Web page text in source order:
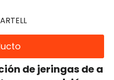
de jeringas de a